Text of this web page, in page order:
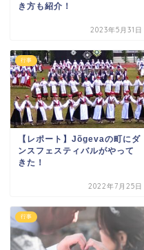
き方も紹介！
2023年5月31日
行事
【レポート】Jõgevaの町にダ
ンスフェスティバルがやって
きた！
2022年7月25日
行事